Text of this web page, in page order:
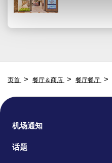
页首 餐厅＆商店 餐厅餐厅
机场通知
话题